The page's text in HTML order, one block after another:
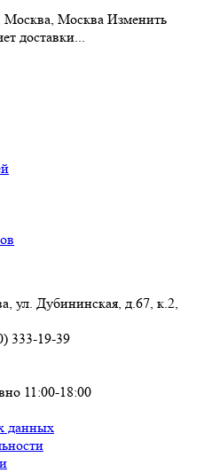
Москва, Москва Изменить
доставки...
, ул. Дубининская, д.67, к.2,
333-19-39
11:00-18:00
данных